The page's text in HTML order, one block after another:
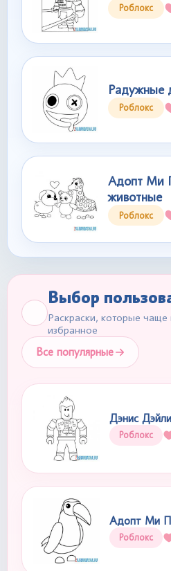
Роблокс
Радужные
Роблокс
Адопт Ми
животные
Роблокс
Выбор
Раскраски, которые чаще
избранное
Все популярные
Дэнис Дэйли
Роблокс
Адопт Ми
Роблокс